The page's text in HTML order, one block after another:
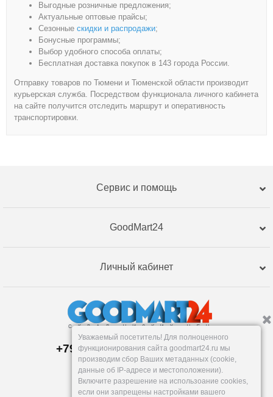
Выгодные розничные предложения;
Актуальные оптовые прайсы;
Сезонные скидки и распродажи;
Бонусные программы;
Выбор удобного способа оплаты;
Бесплатная доставка покупок в 143 города России.
Отправку товаров по Тюмени и Тюменской области производит
курьерская служба. Посредством функционала личного кабинета
на сайте получится отследить маршрут и оперативность
транспортировки.
Сервис и помощь
GoodMart24
Личный кабинет
+79120359762, +79120359761
Пункт выдачи:
Тюмень ,Республики, 255к2
Пн-Пт: 9-18, Сб: 10-16, Вс: вых.
info@goodmart24.ru
Уважаемый посетитель! Для полноценного
функционирования сайта goodmart24.ru мы
производим сбор Ваших метаданных (cookie,
данные об IP-адресе и местоположении).
Включите разрешение на использоание cookies,
если они запрещены настройками вашего